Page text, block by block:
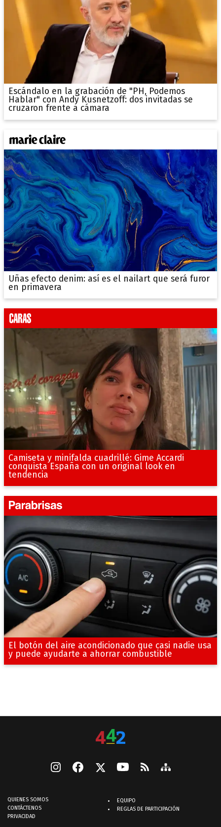
Escándalo en la grabación de "PH, Podemos
Hablar" con Andy Kusnetzoff: dos invitadas se
cruzaron frente a cámara
Uñas efecto denim: así es el nailart que será furor
en primavera
Camiseta y minifalda cuadrillé: Gime Accardi
conquista España con un original look en
tendencia
El botón del aire acondicionado que casi nadie usa
y puede ayudarte a ahorrar combustible
QUIENES SOMOS
CONTÁCTENOS
PRIVACIDAD
EQUIPO
REGLAS DE PARTICIPACIÓN